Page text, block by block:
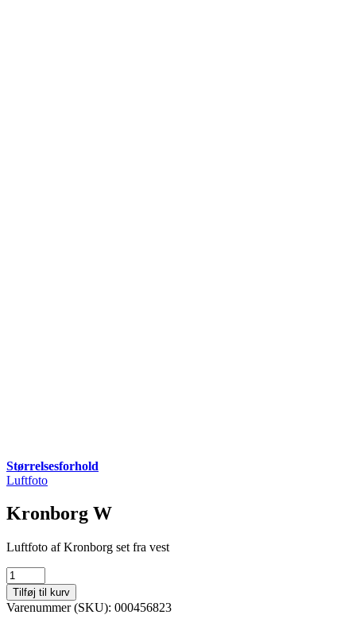
Størrelsesforhold
Luftfoto
Kronborg W
Luftfoto af Kronborg set fra vest
Kronborg
W
antal
Tilføj til kurv
Varenummer (SKU): 000456823